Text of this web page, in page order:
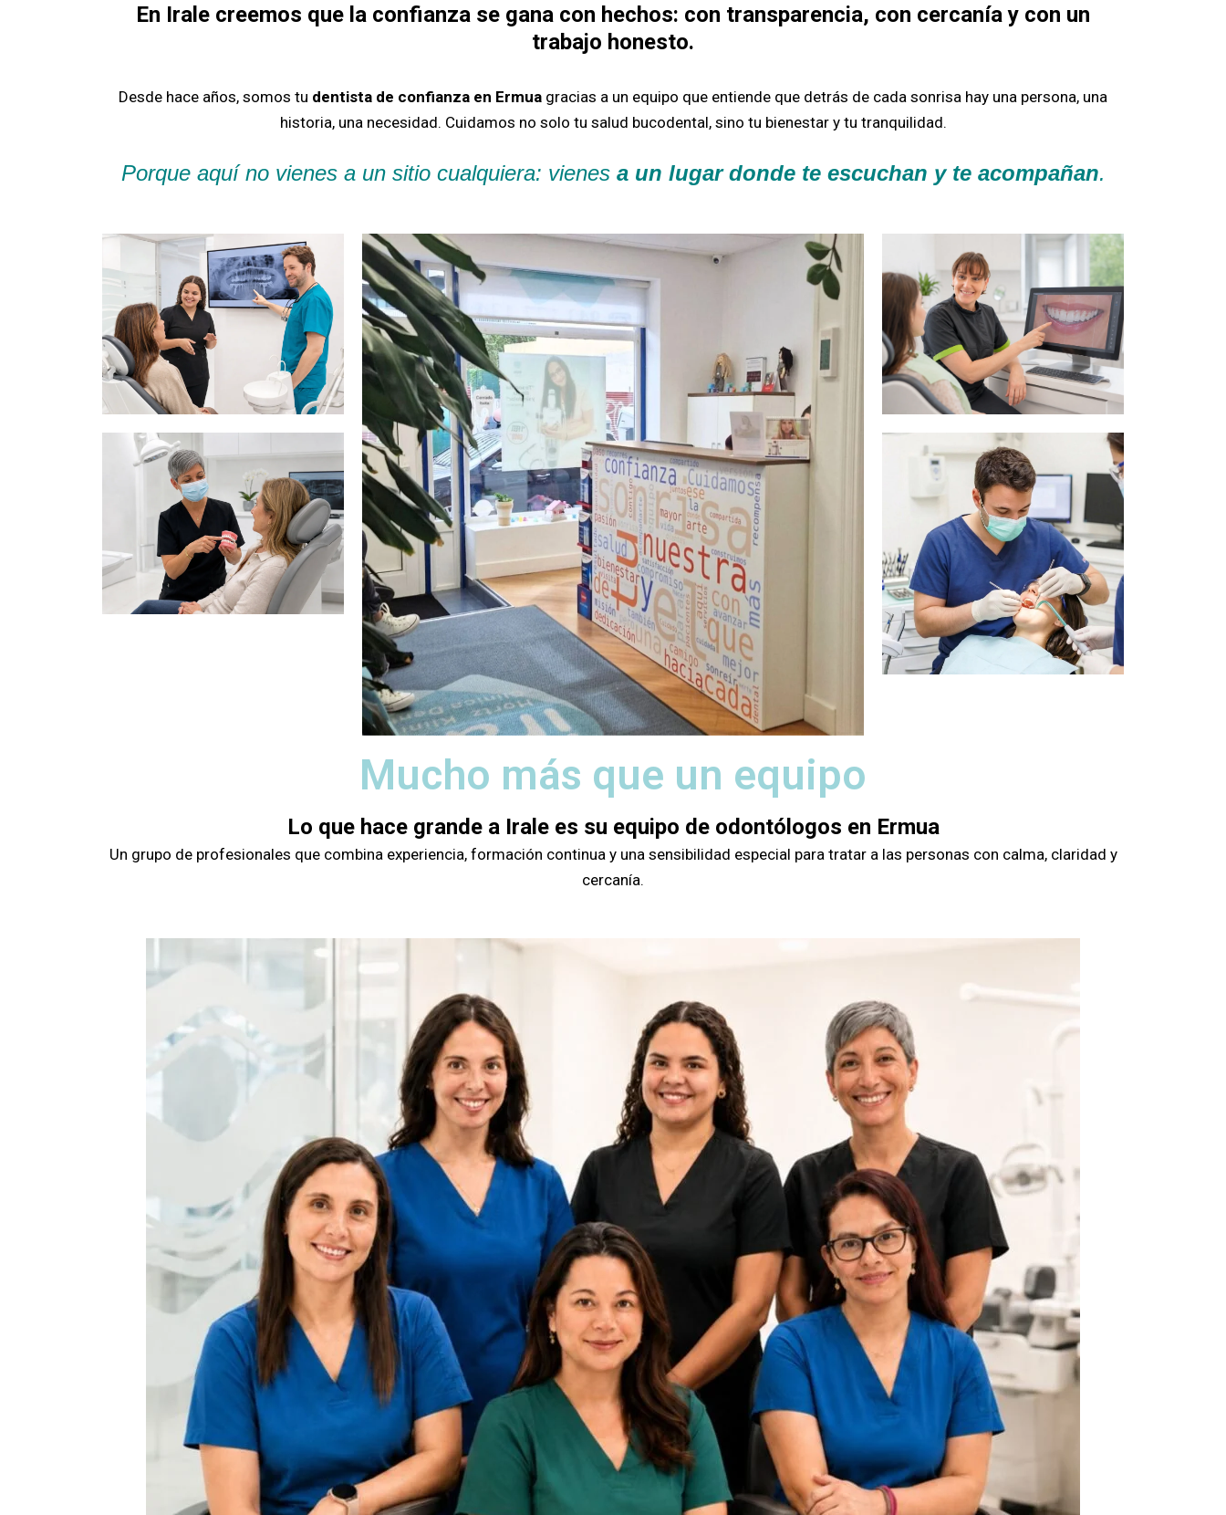
En Irale creemos que la confianza se gana con hechos: con transparencia, con cercanía y con un
trabajo honesto.
Desde hace años, somos tu dentista de confianza en Ermua gracias a un equipo que entiende que detrás de cada sonrisa hay una persona, una
historia, una necesidad. Cuidamos no solo tu salud bucodental, sino tu bienestar y tu tranquilidad.
Porque aquí no vienes a un sitio cualquiera: vienes a un lugar donde te escuchan y te acompañan.
Mucho más que un equipo
Lo que hace grande a Irale es su equipo de odontólogos en Ermua
Un grupo de profesionales que combina experiencia, formación continua y una sensibilidad especial para tratar a las personas con calma, claridad y
cercanía.